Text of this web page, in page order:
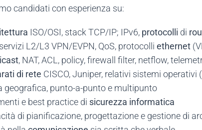
candidati con esperienza su:
ISO/OSI, stack TCP/IP; IPv6, protocolli di
L2/L3 VPN/EVPN, QoS, protocolli ethernet
, NAT, ACL, policy, firewall filter, netflow,
di rete CISCO, Juniper, relativi sistemi
geografica, punto-a-punto e multipunto
e best practice di sicurezza informatica
di pianificazione, progettazione e gestione di